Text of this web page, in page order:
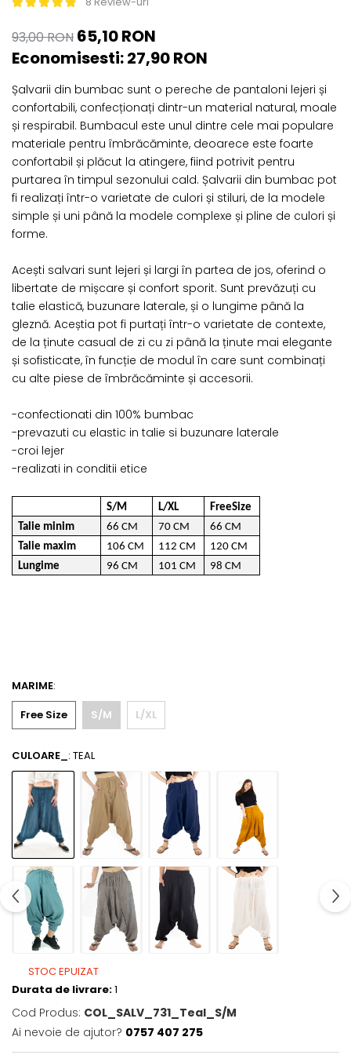
Căciuli
Eșarfe
Bentițe
Mănuși
Jambiere din Lână
Eșarfe Cașmir
93,00 RON 65,10 RON
Economisesti:27,90RON
Șalvarii din bumbac sunt o pereche de pantaloni lejeri și
confortabili, confecționați dintr-un material natural, moale
și respirabil. Bumbacul este unul dintre cele mai populare
materiale pentru îmbrăcăminte, deoarece este foarte
confortabil și plăcut la atingere, fiind potrivit pentru
purtarea în timpul sezonului cald. Șalvarii din bumbac pot
fi realizați într-o varietate de culori și stiluri, de la modele
simple și uni până la modele complexe și pline de culori și
forme.
Acești salvari sunt lejeri și largi în partea de jos, oferind o
libertate de mișcare și confort sporit. Sunt prevăzuți cu
talie elastică, buzunare laterale, și o lungime până la
gleznă. Aceștia pot fi purtați într-o varietate de contexte,
de la ținute casual de zi cu zi până la ținute mai elegante
și sofisticate, în funcție de modul în care sunt combinați
cu alte piese de îmbrăcăminte și accesorii.
-confectionati din 100% bumbac
-prevazuti cu elastic in talie si buzunare laterale
-croi lejer
-realizati in conditii etice
S/M L/XL
FreeSize
Talie minim
66 CM 70 CM
66 CM
Talie maxim
106 CM 112 CM
120 CM
Lungime
96 CM 101 CM 98 CM
MARIME:
Free Size
S/M L/XL
CULOARE_ : TEAL
STOC EPUIZAT
Durata de livrare:1
Cod Produs: COL_SALV_731_Teal_S/M
Ai nevoie de ajutor? 0757 407 275